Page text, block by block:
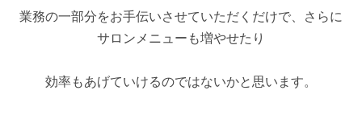
す。
業務の一部分をお手伝いさせていただくだけで、さらに
サロンメニューも増やせたり
効率もあげていけるのではないかと思います。